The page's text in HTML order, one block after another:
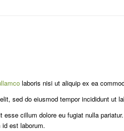
laboris nisi ut aliquip ex ea
sed do eiusmod tempor incididunt ut
esse cillum dolore eu fugiat nulla
est laborum.